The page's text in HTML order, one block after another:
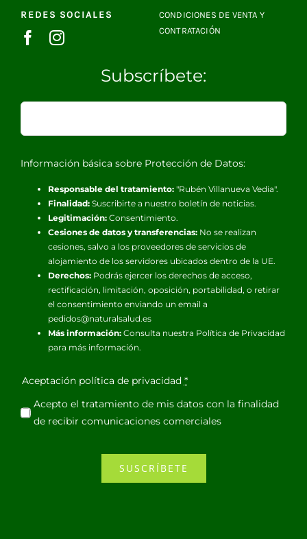
REDES SOCIALES
CONDICIONES DE VENTA Y
CONTRATACIÓN
Subscríbete:
Información básica sobre Protección de Datos:
Responsable del tratamiento:"Rubén Villanueva Vedia".
Finalidad:Suscribirte a nuestro boletín de noticias.
Legitimación:Consentimiento.
Cesiones de datos y transferencias:No se realizan
cesiones, salvo a los proveedores de servicios de
alojamiento de los servidores ubicados dentro de la UE.
Derechos:Podrás ejercer los derechos de acceso,
rectificación, limitación, oposición, portabilidad, o retirar
el consentimiento enviando un email a
pedidos@naturalsalud.es
Más información:Consulta nuestra Política de Privacidad
para más información.
Aceptación política de privacidad *
Acepto el tratamiento de mis datos con la finalidad
de recibir comunicaciones comerciales
SUSCRÍBETE